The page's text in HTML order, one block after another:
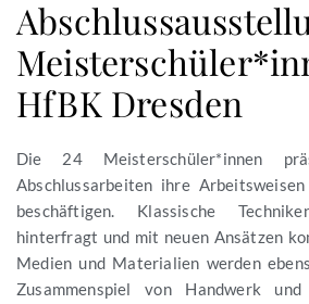
HfBK Dresden
Die 24 Meisterschüler*innen
Abschlussarbeiten ihre
beschäftigen. Klassische
hinterfragt und mit neuen Ansätzen
Medien und Materialien werden
Zusammenspiel von Handwerk